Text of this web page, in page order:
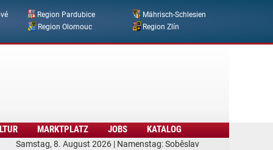
Region Pardubice
Mährisch-Schlesien
Region Olomouc
Region Zlín
Samstag, 8. August 2026 | Namenstag: Soběslav
MARKTPLATZ JOBS KATALOG